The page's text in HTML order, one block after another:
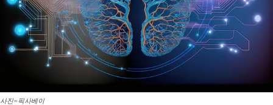
사진=픽사베이